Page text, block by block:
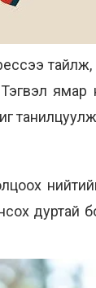
стрессээ
ямар
дуртай